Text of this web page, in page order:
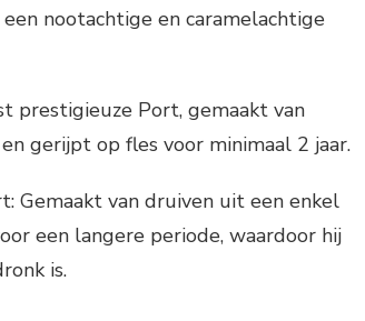
nootachtige en caramelachtige
prestigieuze Port, gemaakt van
gerijpt op fles voor minimaal 2 jaar.
Gemaakt van druiven uit een enkel
een langere periode, waardoor hij
is.